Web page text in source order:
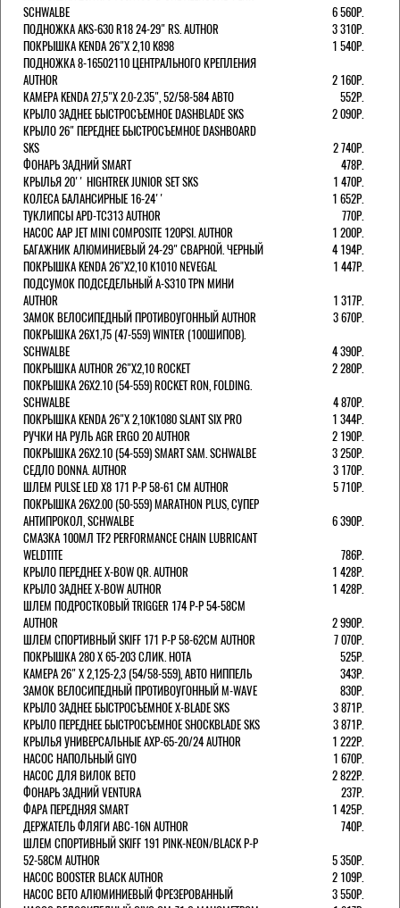
SCHWALBE
6 560Р.
ПОДНОЖКА AKS-630 R18 24-29" RS. AUTHOR
3 310Р.
ПОКРЫШКА KENDA 26"Х 2,10 K898
1 540Р.
ПОДНОЖКА 8-16502110 ЦЕНТРАЛЬНОГО КРЕПЛЕНИЯ
AUTHOR
2 160Р.
КАМЕРА KENDA 27,5"Х 2.0-2.35", 52/58-584 АВТО
552Р.
КРЫЛО ЗАДНЕЕ БЫСТРОСЪЕМНОЕ DASHBLADE SKS
2 090Р.
КРЫЛО 26" ПЕРЕДНЕЕ БЫСТРОСЪЕМНОЕ DASHBOARD
SKS
2 740Р.
ФОНАРЬ ЗАДНИЙ SMART
478Р.
КРЫЛЬЯ 20'' HIGHTREK JUNIOR SET SKS
1 470Р.
КОЛЕСА БАЛАНСИРНЫЕ 16-24''
1 652Р.
ТУКЛИПСЫ APD-TC313 AUTHOR
770Р.
НАСОС AAP JET MINI COMPOSITE 120PSI. AUTHOR
1 200Р.
БАГАЖНИК АЛЮМИНИЕВЫЙ 24-29" СВАРНОЙ. ЧЕРНЫЙ
4 194Р.
ПОКРЫШКА KENDA 26"Х2,10 K1010 NEVEGAL
1 447Р.
ПОДСУМОК ПОДСЕДЕЛЬНЫЙ A-S310 TPN МИНИ
AUTHOR
1 317Р.
ЗАМОК ВЕЛОСИПЕДНЫЙ ПРОТИВОУГОННЫЙ AUTHOR
3 670Р.
ПОКРЫШКА 26X1,75 (47-559) WINTER (100ШИПОВ).
SCHWALBE
4 390Р.
ПОКРЫШКА AUTHOR 26"Х2,10 ROCKET
2 280Р.
ПОКРЫШКА 26X2.10 (54-559) ROCKET RON, FOLDING.
SCHWALBE
4 870Р.
ПОКРЫШКА KENDA 26"Х 2,10K1080 SLANT SIX PRO
1 344Р.
РУЧКИ НА РУЛЬ AGR ERGO 20 AUTHOR
2 190Р.
ПОКРЫШКА 26X2.10 (54-559) SMART SAM. SCHWALBE
3 250Р.
СЕДЛО DONNA. AUTHOR
3 170Р.
ШЛЕМ PULSE LED X8 171 Р-Р 58-61 СМ AUTHOR
5 710Р.
ПОКРЫШКА 26X2.00 (50-559) MARATHON PLUS, СУПЕР
АНТИПРОКОЛ, SCHWALBE
6 390Р.
СМАЗКА 100МЛ TF2 PERFORMANCE CHAIN LUBRICANT
WELDTITE
786Р.
КРЫЛО ПЕРЕДНЕЕ X-BOW QR. AUTHOR
1 428Р.
КРЫЛО ЗАДНЕЕ X-BOW AUTHOR
1 428Р.
ШЛЕМ ПОДРОСТКОВЫЙ TRIGGER 174 Р-Р 54-58СМ
AUTHOR
2 990Р.
ШЛЕМ СПОРТИВНЫЙ SKIFF 171 Р-Р 58-62СМ AUTHOR
7 070Р.
ПОКРЫШКА 280 X 65-203 СЛИК. HOTA
525Р.
КАМЕРА 26" X 2,125-2,3 (54/58-559), АВТО НИППЕЛЬ
343Р.
ЗАМОК ВЕЛОСИПЕДНЫЙ ПРОТИВОУГОННЫЙ M-WAVE
830Р.
КРЫЛО ЗАДНЕЕ БЫСТРОСЪЕМНОЕ X-BLADE SKS
3 871Р.
КРЫЛО ПЕРЕДНЕЕ БЫСТРОСЪЕМНОЕ SHOCKBLADE SKS
3 871Р.
КРЫЛЬЯ УНИВЕРСАЛЬНЫЕ AXP-65-20/24 AUTHOR
1 222Р.
НАСОС НАПОЛЬНЫЙ GIYO
1 670Р.
НАСОС ДЛЯ ВИЛОК ВЕТО
2 822Р.
ФОНАРЬ ЗАДНИЙ VENTURA
237Р.
ФАРА ПЕРЕДНЯЯ SMART
1 425Р.
ДЕРЖАТЕЛЬ ФЛЯГИ ABC-16N AUTHOR
740Р.
ШЛЕМ СПОРТИВНЫЙ SKIFF 191 PINK-NEON/BLACK Р-Р
52-58СМ AUTHOR
5 350Р.
НАСОС BOOSTER BLACK AUTHOR
2 109Р.
НАСОС BETO АЛЮМИНИЕВЫЙ ФРЕЗЕРОВАННЫЙ
3 550Р.